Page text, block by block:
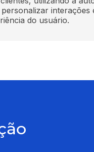
interações
do usuário.